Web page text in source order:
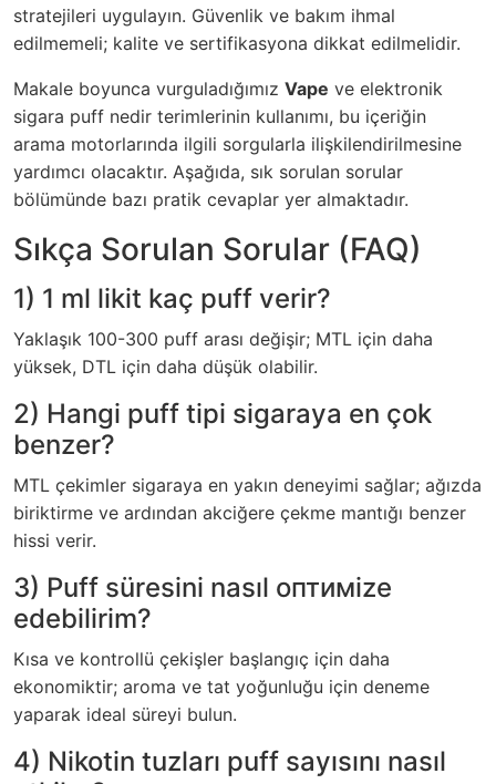
stratejileri uygulayın. Güvenlik ve bakım ihmal
edilmemeli; kalite ve sertifikasyona dikkat edilmelidir.
Makale boyunca vurguladığımız Vape ve elektronik
sigara puff nedir terimlerinin kullanımı, bu içeriğin
arama motorlarında ilgili sorgularla ilişkilendirilmesine
yardımcı olacaktır. Aşağıda, sık sorulan sorular
bölümünde bazı pratik cevaplar yer almaktadır.
Sıkça Sorulan Sorular (FAQ)
1) 1 ml likit kaç puff verir?
Yaklaşık 100-300 puff arası değişir; MTL için daha
yüksek, DTL için daha düşük olabilir.
2) Hangi puff tipi sigaraya en çok
benzer?
MTL çekimler sigaraya en yakın deneyimi sağlar; ağızda
biriktirme ve ardından akciğere çekme mantığı benzer
hissi verir.
3) Puff süresini nasıl оптимize
edebilirim?
Kısa ve kontrollü çekişler başlangıç için daha
ekonomiktir; aroma ve tat yoğunluğu için deneme
yaparak ideal süreyi bulun.
4) Nikotin tuzları puff sayısını nasıl